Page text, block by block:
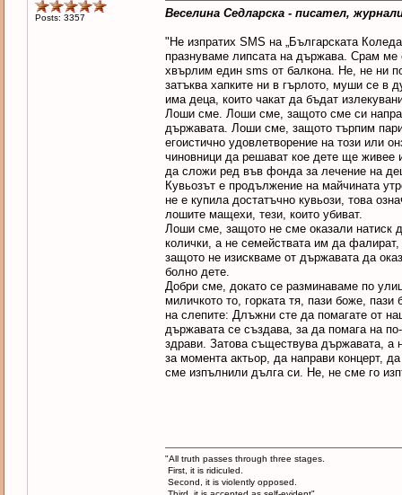
Posts: 3357 Веселина Седларска - писател,
"Не изпратих SMS на „Българската
празнуваме липсата на държава. Срам ме
хвърлим един sms от балкона. Не, не ни
затъква хапките ни в гърлото, муши се в
има деца, които чакат да бъдат
Лоши сме. Лоши сме, защото сме си
държавата. Лоши сме, защото търпим
егоистично удовлетворение на този или
чиновници да решават кое дете ще
да сложи ред във фонда за лечение на
Кувьозът е продължение на майчината
не е купила достатъчно кувьози, това
лошите мащехи, тези, които убиват.
Лоши сме, защото не сме оказали натиск
колички, а не семействата им да
защото не изискваме от държавата да
болно дете.
Добри сме, докато се разминаваме по
миличкото то, горката тя, пази боже,
на слепите: Длъжни сте да помагате от
държавата се създава, за да помага на
здрави. Затова съществува държавата, а
за момента актьор, да направи концерт,
сме изпълнили дълга си. Не, не сме го
"All truth passes through three stages.
First, it is ridiculed.
Second, it is violently opposed.